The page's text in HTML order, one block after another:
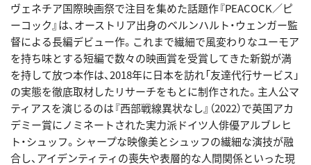
ヴェネチア国際映画祭で注目を集めた話題作『PEACOCK／ピ
ーコック』は、オーストリア出身のベルンハルト・ウェンガー監
督による長編デビュー作。これまで繊細で風変わりなユーモア
を持ち味とする短編で数々の映画賞を受賞してきた新鋭が満
を持して放つ本作は、2018年に日本を訪れ「友達代行サービス」
の実態を徹底取材したリサーチをもとに制作された。主人公マ
ティアスを演じるのは『西部戦線異状なし』（2022）で英国アカ
デミー賞にノミネートされた実力派ドイツ人俳優アルブレヒ
ト・シュッフ。シャープな映像美とシュッフの繊細な演技が融
合し、アイデンティティの喪失や表層的な人間関係といった現